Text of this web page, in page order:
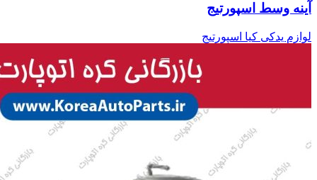
آینه وسط اسپورتیج
لوازم یدکی کیا اسپورتیج